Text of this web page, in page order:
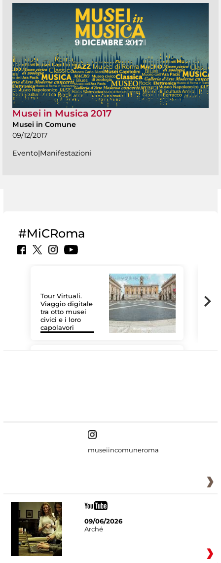
Musei in Musica 2017
Musei in Comune
09/12/2017
Evento|Manifestazioni
#MiCRoma
Tour Virtuali.
Viaggio digitale
tra otto musei
civici e i loro
capolavori
museiincomuneroma
09/06/2026
Arché